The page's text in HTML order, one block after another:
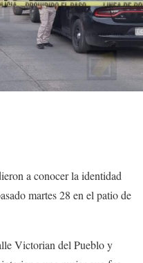
a conocer la identidad
martes 28 en el patio de
Victorian del Pueblo y